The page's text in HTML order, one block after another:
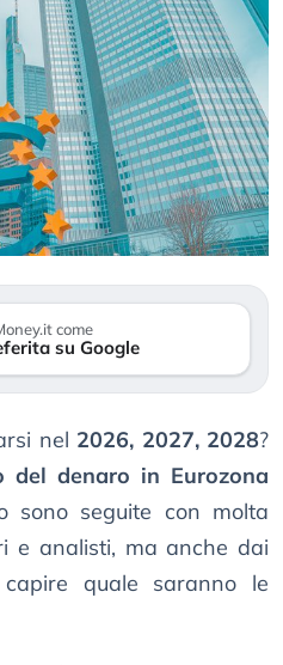
come
su Google
nel 2026, 2027, 2028?
del denaro in Eurozona
sono seguite con molta
e analisti, ma anche dai
quale saranno le